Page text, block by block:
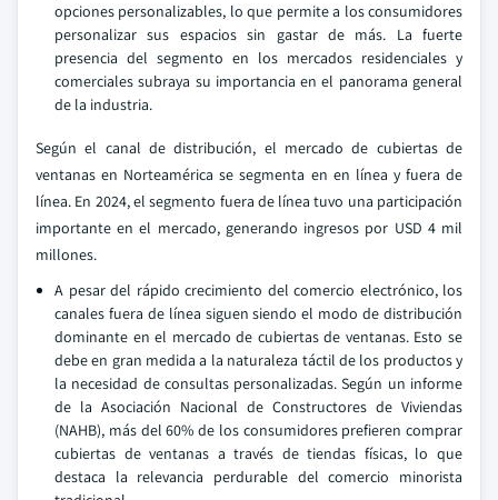
opciones personalizables, lo que permite a los consumidores
personalizar sus espacios sin gastar de más. La fuerte
presencia del segmento en los mercados residenciales y
comerciales subraya su importancia en el panorama general
de la industria.
Según el canal de distribución, el mercado de cubiertas de
ventanas en Norteamérica se segmenta en en línea y fuera de
línea. En 2024, el segmento fuera de línea tuvo una participación
importante en el mercado, generando ingresos por USD 4 mil
millones.
A pesar del rápido crecimiento del comercio electrónico, los
canales fuera de línea siguen siendo el modo de distribución
dominante en el mercado de cubiertas de ventanas. Esto se
debe en gran medida a la naturaleza táctil de los productos y
la necesidad de consultas personalizadas. Según un informe
de la Asociación Nacional de Constructores de Viviendas
(NAHB), más del 60% de los consumidores prefieren comprar
cubiertas de ventanas a través de tiendas físicas, lo que
destaca la relevancia perdurable del comercio minorista